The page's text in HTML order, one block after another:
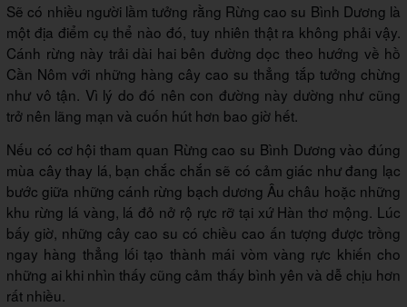
Sẽ có nhiều người lầm tưởng rằng Rừng cao su Bình Dương là
một địa điểm cụ thể nào đó, tuy nhiên thật ra không phải vậy.
Cánh rừng này trải dài hai bên đường dọc theo hướng về hồ
Cần Nôm với những hàng cây cao su thẳng tắp tưởng chừng
như vô tận. Vì lý do đó nên con đường này dường như cũng
trở nên lãng mạn và cuốn hút hơn bao giờ hết.
Nếu có cơ hội tham quan Rừng cao su Bình Dương vào đúng
mùa cây thay lá, bạn chắc chắn sẽ có cảm giác như đang lạc
bước giữa những cánh rừng bạch dương Âu châu hoặc những
khu rừng lá vàng, lá đỏ nở rộ rực rỡ tại xứ Hàn thơ mộng. Lúc
bấy giờ, những cây cao su có chiều cao ấn tượng được trồng
ngay hàng thẳng lối tạo thành mái vòm vàng rực khiến cho
những ai khi nhìn thấy cũng cảm thấy bình yên và dễ chịu hơn
rất nhiều.